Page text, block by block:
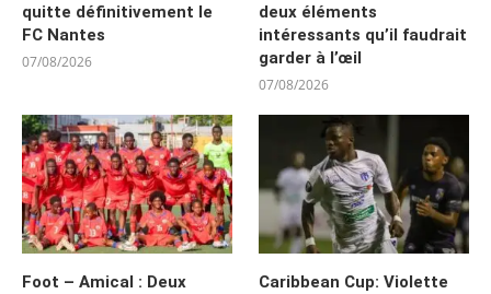
quitte définitivement le
FC Nantes
07/08/2026
deux éléments
intéressants qu’il faudrait
garder à l’œil
07/08/2026
Foot – Amical : Deux
Caribbean Cup: Violette